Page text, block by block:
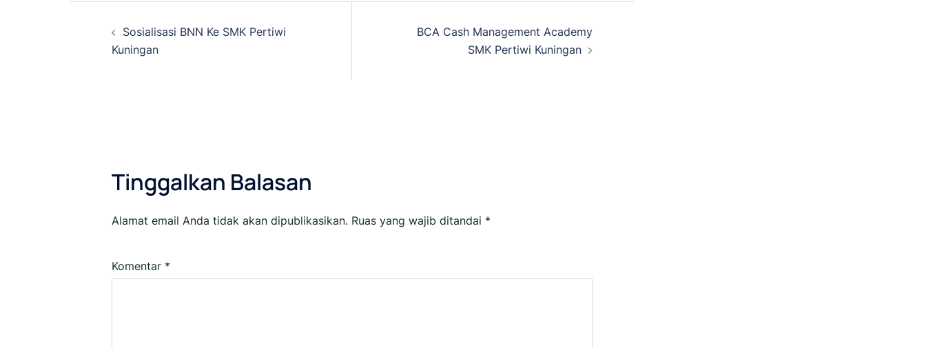
Sosialisasi BNN Ke SMK Pertiwi
Kuningan
BCA Cash Management Academy
SMK Pertiwi Kuningan
Tinggalkan Balasan
Alamat email Anda tidak akan dipublikasikan. Ruas yang wajib ditandai *
Komentar *